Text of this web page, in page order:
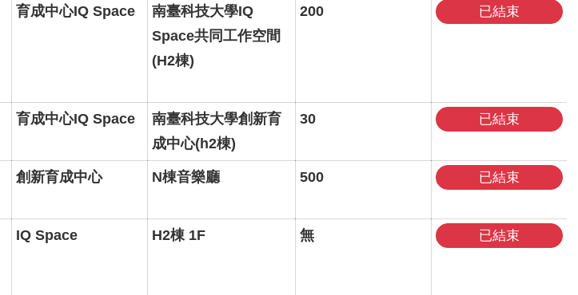
育成中心IQ Space
南臺科技大學IQ
Space共同工作空間
(H2棟)
200 已結束
育成中心IQ Space
南臺科技大學創新育
成中心(h2棟)
30 已結束
創新育成中心 N棟音樂廳 500 已結束
IQ Space H2棟 1F 無 已結束